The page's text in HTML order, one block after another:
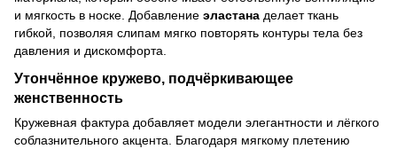
и мягкость в носке. Добавление эластана делает ткань
гибкой, позволяя слипам мягко повторять контуры тела без
давления и дискомфорта.
Утончённое кружево, подчёркивающее
женственность
Кружевная фактура добавляет модели элегантности и лёгкого
соблазнительного акцента. Благодаря мягкому плетению